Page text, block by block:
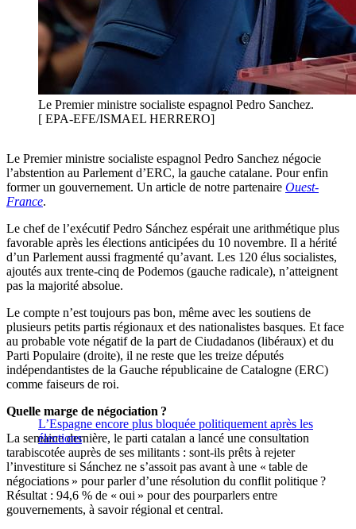
Le Premier ministre socialiste espagnol Pedro Sanchez.
[ EPA-EFE/ISMAEL HERRERO]
Le Premier ministre socialiste espagnol Pedro Sanchez négocie
l’abstention au Parlement d’ERC, la gauche catalane. Pour enfin
former un gouvernement. Un article de notre partenaire Ouest-
France.
Le chef de l’exécutif Pedro Sánchez espérait une arithmétique plus
favorable après les élections anticipées du 10 novembre. Il a hérité
d’un Parlement aussi fragmenté qu’avant. Les 120 élus socialistes,
ajoutés aux trente-cinq de Podemos (gauche radicale), n’atteignent
pas la majorité absolue.
Le compte n’est toujours pas bon, même avec les soutiens de
plusieurs petits partis régionaux et des nationalistes basques. Et face
au probable vote négatif de la part de Ciudadanos (libéraux) et du
Parti Populaire (droite), il ne reste que les treize députés
indépendantistes de la Gauche républicaine de Catalogne (ERC)
comme faiseurs de roi.
L’Espagne encore plus bloquée politiquement après les
élections
Quelle marge de négociation ?
La semaine dernière, le parti catalan a lancé une consultation
tarabiscotée auprès de ses militants : sont-ils prêts à rejeter
l’investiture si Sánchez ne s’assoit pas avant à une « table de
négociations » pour parler d’une résolution du conflit politique ?
Résultat : 94,6 % de « oui » pour des pourparlers entre
gouvernements, à savoir régional et central.